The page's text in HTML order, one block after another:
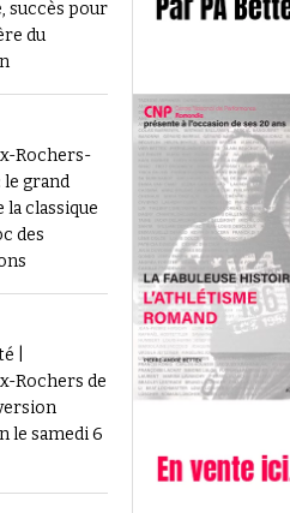
Sprint ce dimanche à Berne
Kambundji et plein de surprises
Voir tout
succès pour
du
Rochers-
le grand
classique
des
|
Rochers de
le samedi 6